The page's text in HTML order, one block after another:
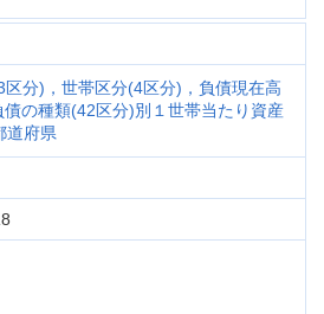
分)，世帯区分(4区分)，負債現在高
の種類(42区分)別１世帯当たり資産
道府県